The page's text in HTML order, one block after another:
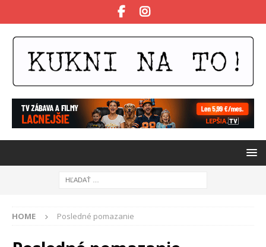
HOME Posledné pomazanie